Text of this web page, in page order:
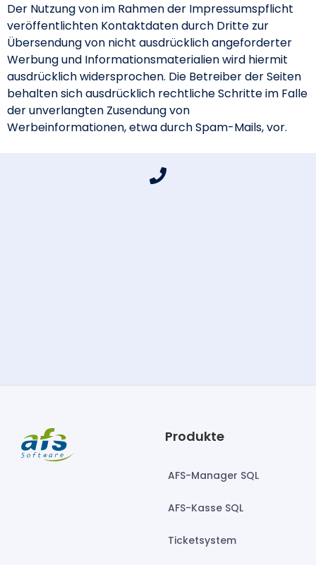
Der Nutzung von im Rahmen der Impressumspflicht
veröffentlichten Kontaktdaten durch Dritte zur
Übersendung von nicht ausdrücklich angeforderter
Werbung und Informationsmaterialien wird hiermit
ausdrücklich widersprochen. Die Betreiber der Seiten
behalten sich ausdrücklich rechtliche Schritte im Falle
der unverlangten Zusendung von
Werbeinformationen, etwa durch Spam-Mails, vor.
Produkte
AFS-Manager SQL
AFS-Kasse SQL
Ticketsystem